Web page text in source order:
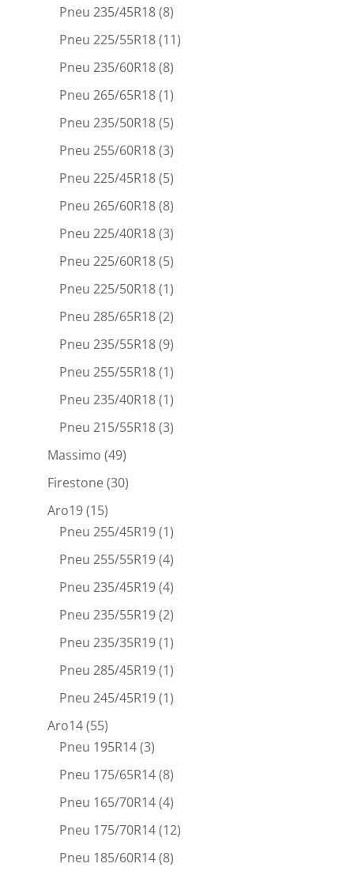
Pneu 235/45R18(8)
Pneu 225/55R18(11)
Pneu 235/60R18(8)
Pneu 265/65R18(1)
Pneu 235/50R18(5)
Pneu 255/60R18(3)
Pneu 225/45R18(5)
Pneu 265/60R18(8)
Pneu 225/40R18(3)
Pneu 225/60R18(5)
Pneu 225/50R18(1)
Pneu 285/65R18(2)
Pneu 235/55R18(9)
Pneu 255/55R18(1)
Pneu 235/40R18(1)
Pneu 215/55R18(3)
Massimo (49)
Firestone(30)
Aro19(15)
Pneu 255/45R19(1)
Pneu 255/55R19(4)
Pneu 235/45R19(4)
Pneu 235/55R19(2)
Pneu 235/35R19(1)
Pneu 285/45R19(1)
Pneu 245/45R19(1)
Aro14(55)
Pneu 195R14(3)
Pneu 175/65R14(8)
Pneu 165/70R14(4)
Pneu 175/70R14(12)
Pneu 185/60R14(8)